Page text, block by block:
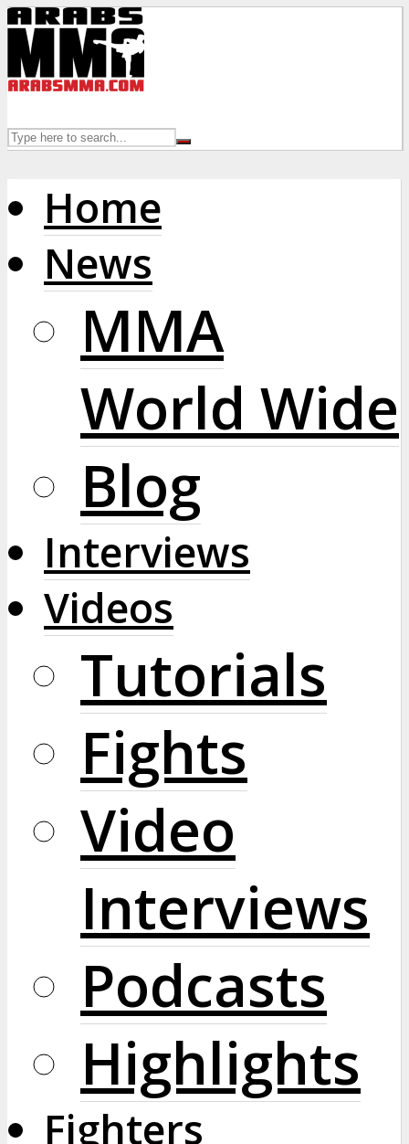
Home
News
MMA
World Wide
Blog
Interviews
Videos
Tutorials
Fights
Video
Interviews
Podcasts
Highlights
Fighters